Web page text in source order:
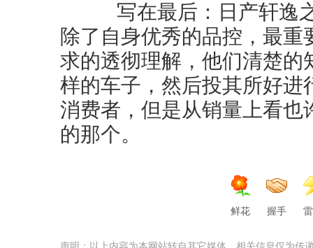
写在最后：日产轩逸
除了自身优秀的品控，最
求的透彻理解，他们清楚
样的车子，然后投其所好
消费者，但是从销量上看
的那个。
鲜花 握手